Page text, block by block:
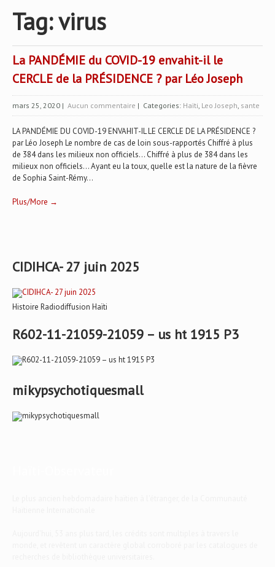
Tag: virus
La PANDÉMIE du COVID-19 envahit-il le
CERCLE de la PRÉSIDENCE ? par Léo Joseph
mars 25, 2020 | Aucun commentaire | Categories: Haïti, Leo Joseph, sante
LA PANDÉMIE DU COVID-19 ENVAHIT-IL LE CERCLE DE LA PRÉSIDENCE ?
par Léo Joseph Le nombre de cas de loin sous-rapportés Chiffré à plus
de 384 dans les milieux non officiels... Chiffré à plus de 384 dans les
milieux non officiels... Ayant eu la toux, quelle est la nature de la fièvre
de Sophia Saint-Rémy...
Plus/More →
CIDIHCA- 27 juin 2025
Histoire Radiodiffusion Haïti
R602-11-21059-21059 – us ht 1915 P3
mikypsychotiquesmall